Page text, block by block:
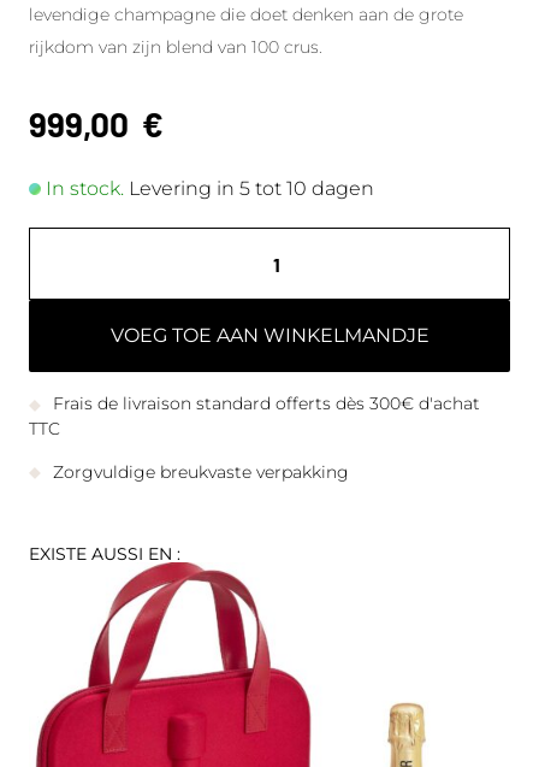
levendige champagne die doet denken aan de grote
rijkdom van zijn blend van 100 crus.
999,00 €
In stock. Levering in 5 tot 10 dagen
VOEG TOE AAN WINKELMANDJE
Frais de livraison standard offerts dès 300€ d'achat
TTC
Zorgvuldige breukvaste verpakking
EXISTE AUSSI EN :